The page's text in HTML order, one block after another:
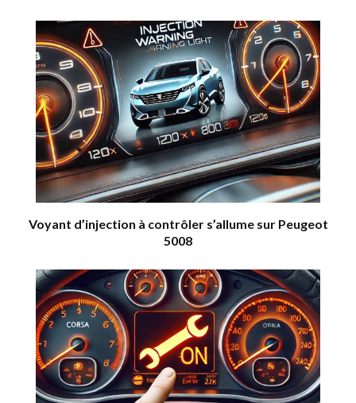
Voyant d’injection à contrôler s’allume sur Peugeot
5008